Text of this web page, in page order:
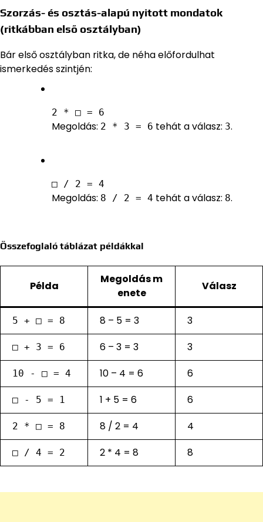
Szorzás- és osztás-alapú nyitott mondatok
(ritkábban első osztályban)
Bár első osztályban ritka, de néha előfordulhat
ismerkedés szintjén:
2 * □ = 6
Megoldás: 2 * 3 = 6 tehát a válasz: 3.
□ / 2 = 4
Megoldás: 8 / 2 = 4 tehát a válasz: 8.
Összefoglaló táblázat példákkal
Példa
Megoldás m
enete
Válasz
5 + □ = 8 8 – 5 = 3 3
□ + 3 = 6 6 – 3 = 3 3
10 - □ = 4 10 – 4 = 6 6
□ - 5 = 1 1 + 5 = 6 6
2 * □ = 8 8 / 2 = 4 4
□ / 4 = 2 2 * 4 = 8 8